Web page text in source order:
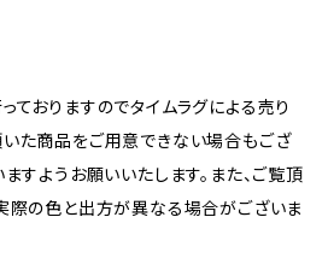
ておりますのでタイムラグによる売り
た商品をご用意できない場合もござ
すようお願いいたします。また、ご覧頂
際の色と出方が異なる場合がございま